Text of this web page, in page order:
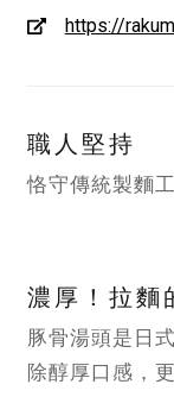
https://
職人堅持
恪守傳統製麵
濃厚！拉麵
豚骨湯頭是日
除醇厚口感，